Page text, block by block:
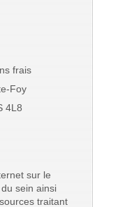
frais
Foy
4L8
sur le
sein ainsi
traitant